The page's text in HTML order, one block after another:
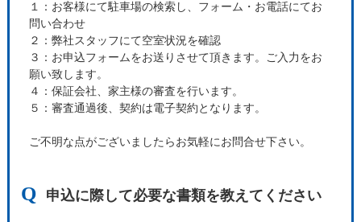
１：お客様にて駐車場の検索し、フォーム・お電話にてお
問い合わせ
２：弊社スタッフにて空室状況を確認
３：お申込フォームをお送りさせて頂きます。ご入力をお
願い致します。
４：保証会社、家主様の審査を行います。
５：審査通過後、契約は電子契約となります。
ご不明な点がございましたらお気軽にお問合せ下さい。
Q 申込に際して必要な書類を教えてください